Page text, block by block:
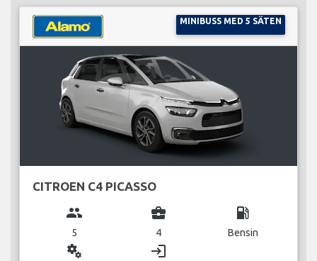
MINIBUSS MED 5 SÄTEN
CITROEN C4 PICASSO
group
5
business_center
4
local_gas_station
Bensin
miscellaneous_services login